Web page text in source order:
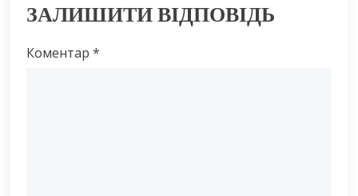
ЗАЛИШИТИ ВІДПОВІДЬ
Коментар*